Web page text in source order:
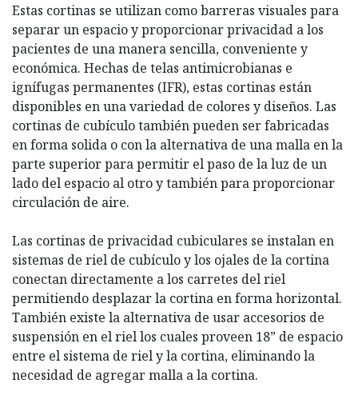
Estas cortinas se utilizan como barreras visuales para
separar un espacio y proporcionar privacidad a los
pacientes de una manera sencilla, conveniente y
económica. Hechas de telas antimicrobianas e
ignífugas permanentes (IFR), estas cortinas están
disponibles en una variedad de colores y diseños. Las
cortinas de cubículo también pueden ser fabricadas
en forma solida o con la alternativa de una malla en la
parte superior para permitir el paso de la luz de un
lado del espacio al otro y también para proporcionar
circulación de aire.
Las cortinas de privacidad cubiculares se instalan en
sistemas de riel de cubículo y los ojales de la cortina
conectan directamente a los carretes del riel
permitiendo desplazar la cortina en forma horizontal.
También existe la alternativa de usar accesorios de
suspensión en el riel los cuales proveen 18” de espacio
entre el sistema de riel y la cortina, eliminando la
necesidad de agregar malla a la cortina.